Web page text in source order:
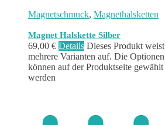
Magnetschmuck, Magnethalsketten
Magnet Halskette Silber
69,00 € Details Dieses Produkt weist
mehrere Varianten auf. Die Optionen
können auf der Produktseite gewählt
werden